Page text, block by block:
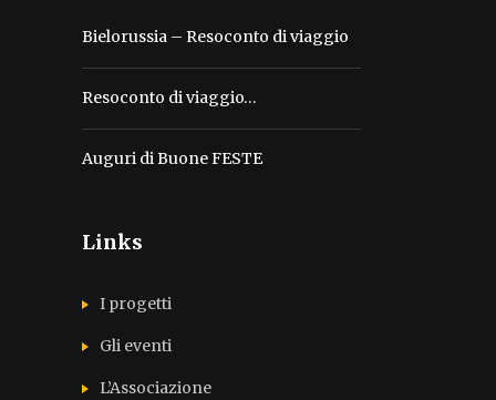
Bielorussia – Resoconto di viaggio
Resoconto di viaggio…
Auguri di Buone FESTE
Links
I progetti
Gli eventi
L’Associazione